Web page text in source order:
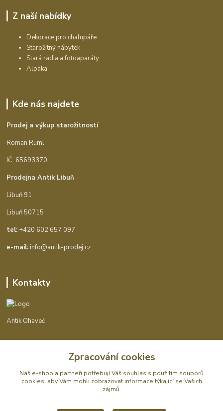
Z naší nabídky
Dekorace pro chalupáře
Starožitný nábytek
Stará rádia a fotoaparáty
Alpaka
Kde nás najdete
Prodej a výkup starožitností
Roman Ruml
IČ: 65693370
Prodejna Antik Libuň
Libuň 91
Libuň 50715
tel: +420 602 657 097
e-mail:info@antik-prodej.cz
Kontakty
Antik Ohaveč
info@antik-prodej.cz
Zpracování cookies
Náš e-shop a partneři potřebují Váš souhlas s použitím souborů
cookies, aby Vám mohli zobrazovat informace týkající se Vašich
zájmů.